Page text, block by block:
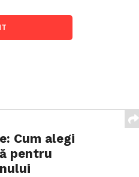
Cum alegi
pentru